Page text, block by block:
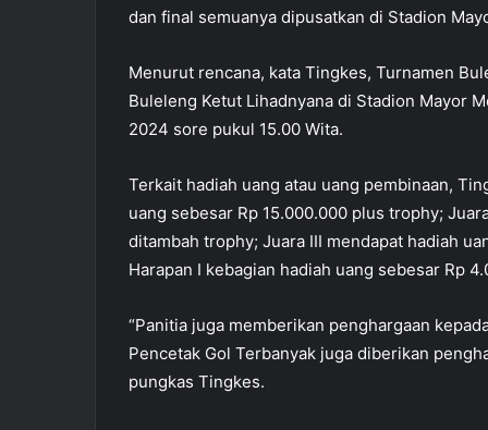
dan final semuanya dipusatkan di Stadion
Menurut rencana, kata Tingkes, Turnamen
Buleleng Ketut Lihadnyana di Stadion Mayor
2024 sore pukul 15.00 Wita.
Terkait hadiah uang atau uang pembinaan,
uang sebesar Rp 15.000.000 plus trophy;
ditambah trophy; Juara III mendapat hadiah
Harapan I kebagian hadiah uang sebesar Rp
“Panitia juga memberikan penghargaan
Pencetak Gol Terbanyak juga diberikan
pungkas Tingkes.